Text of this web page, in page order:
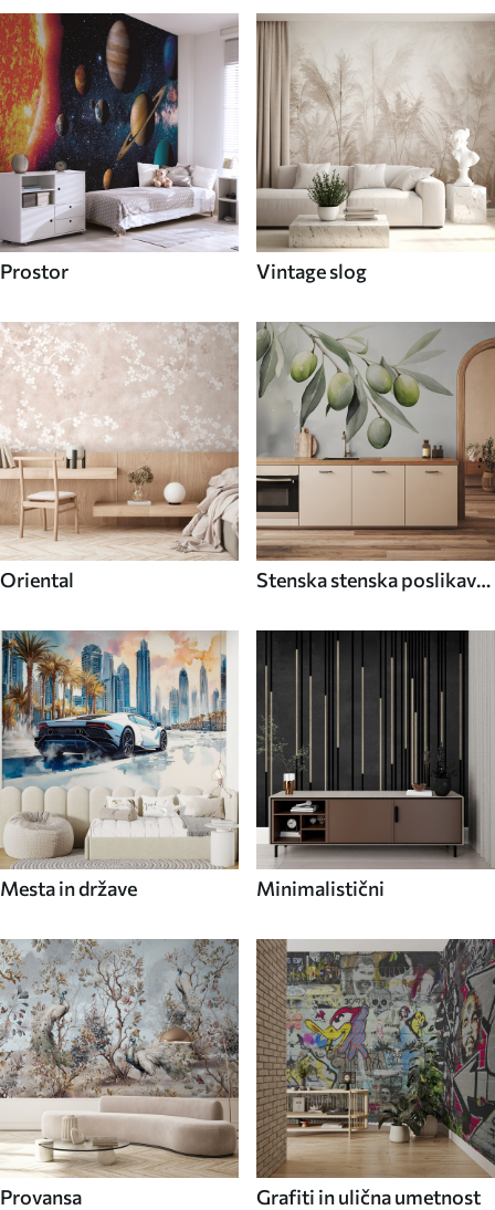
Prostor Vintage slog
Oriental
Stenska stenska poslikava
Mesta in države Minimalistični
Provansa Grafiti in ulična umetnost